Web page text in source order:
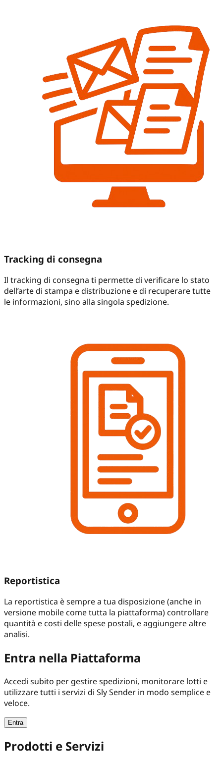
Tracking di consegna
Il tracking di consegna ti permette di verificare lo stato
dell’arte di stampa e distribuzione e di recuperare tutte
le informazioni, sino alla singola spedizione.
Reportistica
La reportistica è sempre a tua disposizione (anche in
versione mobile come tutta la piattaforma) controllare
quantità e costi delle spese postali, e aggiungere altre
analisi.
Entra nella Piattaforma
Accedi subito per gestire spedizioni, monitorare lotti e
utilizzare tutti i servizi di Sly Sender in modo semplice e
veloce.
Entra
Prodotti e Servizi